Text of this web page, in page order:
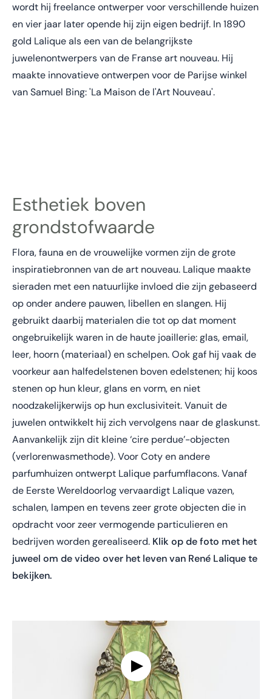
wordt hij freelance ontwerper voor verschillende huizen
en vier jaar later opende hij zijn eigen bedrijf. In 1890
gold Lalique als een van de belangrijkste
juwelenontwerpers van de Franse art nouveau. Hij
maakte innovatieve ontwerpen voor de Parijse winkel
van Samuel Bing: 'La Maison de l'Art Nouveau'.
Esthetiek boven
grondstofwaarde
Flora, fauna en de vrouwelijke vormen zijn de grote
inspiratiebronnen van de art nouveau. Lalique maakte
sieraden met een natuurlijke invloed die zijn gebaseerd
op onder andere pauwen, libellen en slangen. Hij
gebruikt daarbij materialen die tot op dat moment
ongebruikelijk waren in de haute joaillerie: glas, email,
leer, hoorn (materiaal) en schelpen. Ook gaf hij vaak de
voorkeur aan halfedelstenen boven edelstenen; hij koos
stenen op hun kleur, glans en vorm, en niet
noodzakelijkerwijs op hun exclusiviteit. Vanuit de
juwelen ontwikkelt hij zich vervolgens naar de glaskunst.
Aanvankelijk zijn dit kleine ‘cire perdue’-objecten
(verlorenwasmethode). Voor Coty en andere
parfumhuizen ontwerpt Lalique parfumflacons. Vanaf
de Eerste Wereldoorlog vervaardigt Lalique vazen,
schalen, lampen en tevens zeer grote objecten die in
opdracht voor zeer vermogende particulieren en
bedrijven worden gerealiseerd. Klik op de foto met het
juweel om de video over het leven van René Lalique te
bekijken.